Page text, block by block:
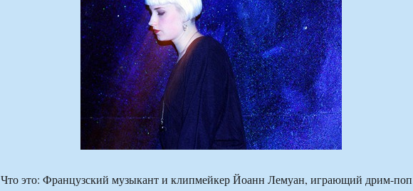
Что это: Французский музыкант и клипмейкер Йоанн Лемуан, играющий дрим-